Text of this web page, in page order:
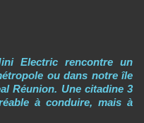
Electric rencontre un
ou dans notre île
Réunion. Une citadine 3
à conduire, mais à